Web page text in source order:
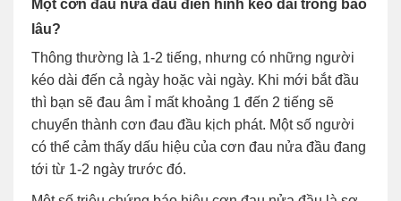
Một cơn đau nửa đầu điển hình kéo dài trong bao
lâu?
Thông thường là 1-2 tiếng, nhưng có những người
kéo dài đến cả ngày hoặc vài ngày. Khi mới bắt đầu
thì bạn sẽ đau âm ỉ mất khoảng 1 đến 2 tiếng sẽ
chuyển thành cơn đau đầu kịch phát. Một số người
có thể cảm thấy dấu hiệu của cơn đau nửa đầu đang
tới từ 1-2 ngày trước đó.